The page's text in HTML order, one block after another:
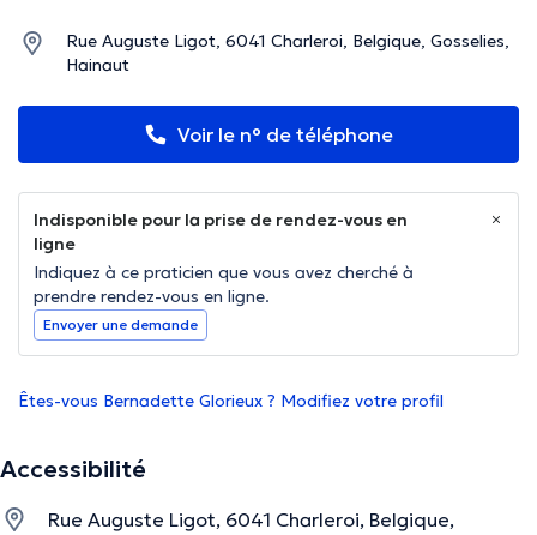
Rue Auguste Ligot, 6041 Charleroi, Belgique, Gosselies,
Hainaut
Voir le n° de téléphone
Indisponible pour la prise de rendez-vous en
ligne
Indiquez à ce praticien que vous avez cherché à
prendre rendez-vous en ligne.
Envoyer une demande
Êtes-vous Bernadette Glorieux ? Modifiez votre profil
Accessibilité
Rue Auguste Ligot, 6041 Charleroi, Belgique,